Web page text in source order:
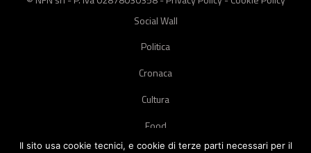
Social Wall
Politica
Cronaca
Cultura
Food
Il sito usa cookie tecnici, e cookie di terze parti necessari per il